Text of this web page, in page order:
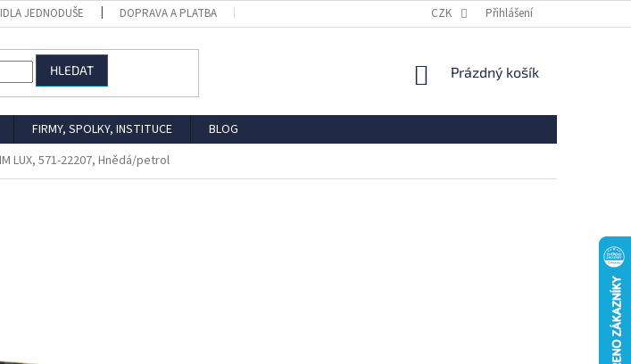
JEDNODUŠE DOPRAVA A PLATBA REKLAMACE VRÁCENÍ ZBOŽÍ
CZK Přihlášení
HLEDAT
NÁKUPNÍ
Prázdný košík
FIRMY, SPOLKY, INSTITUCE
BLOG
LUX, 571-22207, Hnědá/petrol